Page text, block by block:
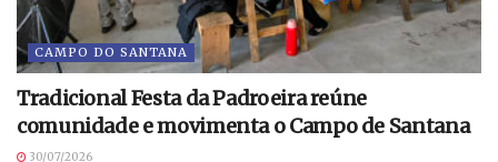
CAMPO DO SANTANA
Tradicional Festa da Padroeira reúne
comunidade e movimenta o Campo de Santana
30/07/2026